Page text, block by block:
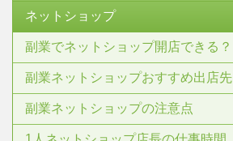
ネットショップ
副業でネットショップ開店できる？
副業ネットショップおすすめ出店先
副業ネットショップの注意点